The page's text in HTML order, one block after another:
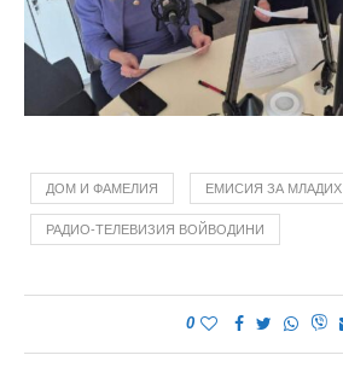
ДОМ И ФАМЕЛИЯ ЕМИСИЯ ЗА МЛАДИХ
РАДИО-ТЕЛЕВИЗИЯ ВОЙВОДИНИ
0